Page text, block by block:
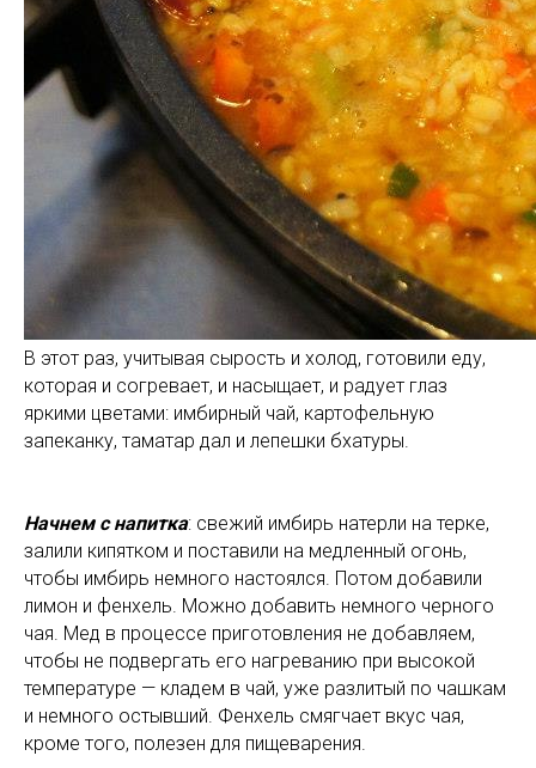
В этот раз, учитывая сырость и холод, готовили еду,
которая и согревает, и насыщает, и радует глаз
яркими цветами: имбирный чай, картофельную
запеканку, таматар дал и лепешки бхатуры.
Начнем с напитка: свежий имбирь натерли на терке,
залили кипятком и поставили на медленный огонь,
чтобы имбирь немного настоялся. Потом добавили
лимон и фенхель. Можно добавить немного черного
чая. Мед в процессе приготовления не добавляем,
чтобы не подвергать его нагреванию при высокой
температуре — кладем в чай, уже разлитый по чашкам
и немного остывший. Фенхель смягчает вкус чая,
кроме того, полезен для пищеварения.